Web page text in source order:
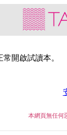
開啟試讀本。
本網頁無任何